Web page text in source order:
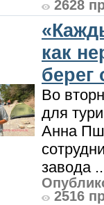
2628
как
берег
Во
для
Анна
завода
2516